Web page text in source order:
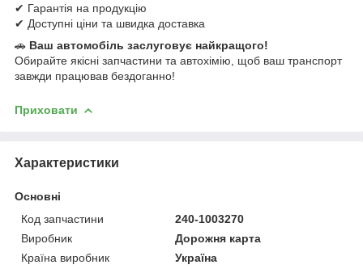
✔ Гарантія на продукцію
✔ Доступні ціни та швидка доставка
🚗 Ваш автомобіль заслуговує найкращого!
Обирайте якісні запчастини та автохімію, щоб ваш транспорт
завжди працював бездоганно!
Приховати
Характеристики
Основні
Код запчастини
240-1003270
Виробник
Дорожня карта
Країна виробник
Україна